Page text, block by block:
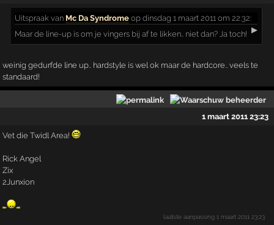
Uitspraak van Mc Da Syndrome op dinsdag 1 maart 2011 om 22:32:
▶
Maar de line-up is om je vingers bij af te likken.. niet dan? Ja toch!
weinig gedurfde line up.. hardstyle is wel ok maar de hardcore.. veels te
standaard!
1 maart 2011 23:23
Vet die Twidl Area!
Rick Angel
Zix
2Junxion
laatste aanpassing1 maart 2011 23:23